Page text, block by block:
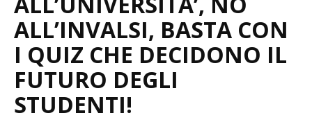
ALL’INVALSI, BASTA CON
I QUIZ CHE DECIDONO IL
FUTURO DEGLI
STUDENTI!